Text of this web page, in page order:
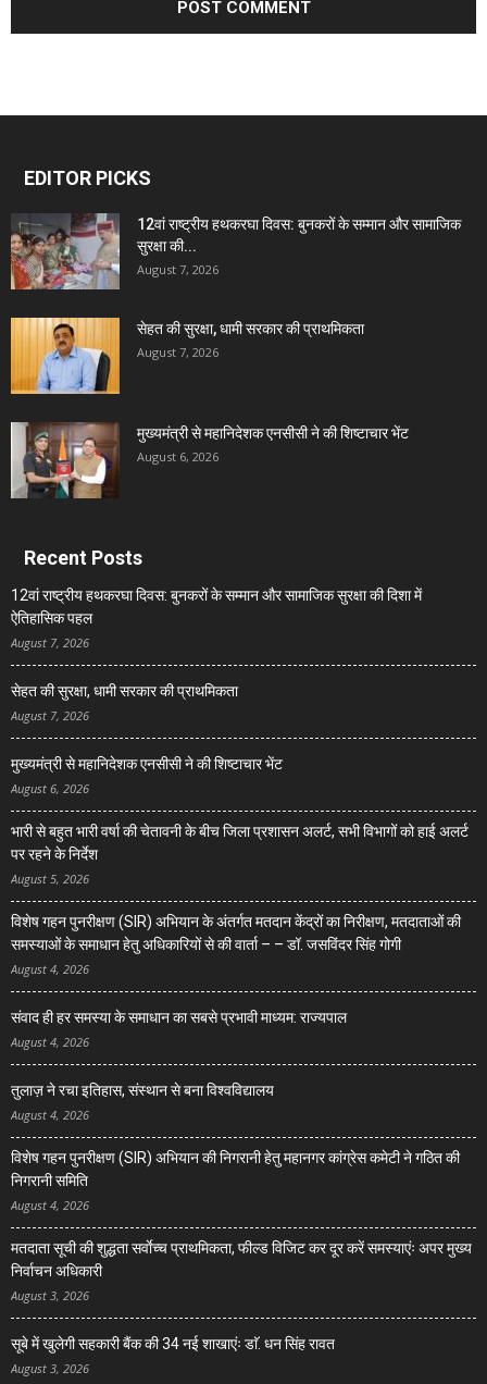
EDITOR PICKS
12वां राष्ट्रीय हथकरघा दिवस: बुनकरों के सम्मान और सामाजिक
सुरक्षा की...
August 7, 2026
सेहत की सुरक्षा, धामी सरकार की प्राथमिकता
August 7, 2026
मुख्यमंत्री से महानिदेशक एनसीसी ने की शिष्टाचार भेंट
August 6, 2026
Recent Posts
12वां राष्ट्रीय हथकरघा दिवस: बुनकरों के सम्मान और सामाजिक सुरक्षा की दिशा में
ऐतिहासिक पहल
August 7, 2026
सेहत की सुरक्षा, धामी सरकार की प्राथमिकता
August 7, 2026
मुख्यमंत्री से महानिदेशक एनसीसी ने की शिष्टाचार भेंट
August 6, 2026
भारी से बहुत भारी वर्षा की चेतावनी के बीच जिला प्रशासन अलर्ट, सभी विभागों को हाई अलर्ट
पर रहने के निर्देश
August 5, 2026
विशेष गहन पुनरीक्षण (SIR) अभियान के अंतर्गत मतदान केंद्रों का निरीक्षण, मतदाताओं की
समस्याओं के समाधान हेतु अधिकारियों से की वार्ता – – डॉ. जसविंदर सिंह गोगी
August 4, 2026
संवाद ही हर समस्या के समाधान का सबसे प्रभावी माध्यम: राज्यपाल
August 4, 2026
तुलाज़ ने रचा इतिहास, संस्थान से बना विश्वविद्यालय
August 4, 2026
विशेष गहन पुनरीक्षण (SIR) अभियान की निगरानी हेतु महानगर कांग्रेस कमेटी ने गठित की
निगरानी समिति
August 4, 2026
मतदाता सूची की शुद्धता सर्वाेच्च प्राथमिकता, फील्ड विजिट कर दूर करें समस्याएंः अपर मुख्य
निर्वाचन अधिकारी
August 3, 2026
सूबे में खुलेगी सहकारी बैंक की 34 नई शाखाएंः डाॅ. धन सिंह रावत
August 3, 2026